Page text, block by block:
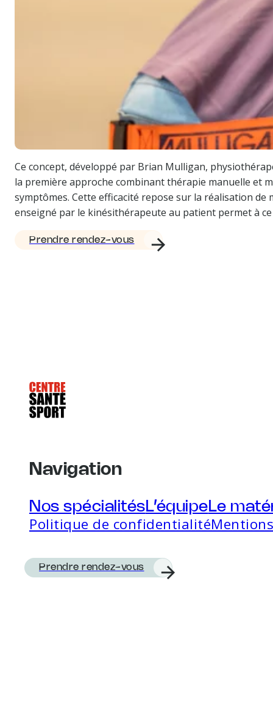
Ce concept, développé par Brian Mulligan,
la première approche combinant thérapie manuelle et
symptômes. Cette efficacité repose sur la réalisation
enseigné par le kinésithérapeute au patient permet à
Prendre rendez-vous
Navigation
Nos spécialitésL’équipeLe
Politique de confidentialité
Prendre rendez-vous